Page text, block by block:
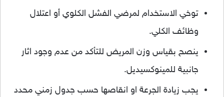
توخي الاستخدام لمرضي الفشل الكلوي أو اعتلال
وظائف الكلي.
ينصح بقياس وزن المريض للتأكد من عدم وجود اثار
جانبية للمينوكسيديل.
يجب زيادة الجرعة او انقاصها حسب جدول زمني محدد